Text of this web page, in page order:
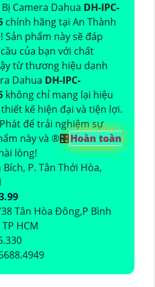
Camera Dahua DH-IPC-
chính hãng tại An Thành
phẩm này sẽ đáp
của bạn với chất
từ thương hiệu danh
Dahua DH-IPC-
không chỉ mang lại hiệu
kế hiện đại và tiện lợi.
để trải nghiệm sự
này và ®️🎛Hoàn toàn
lòng!
P. Tân Thới Hòa,
Tân Hòa Đông,P Bình
HCM